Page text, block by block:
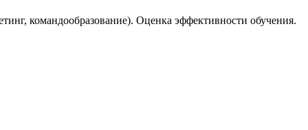
командообразование). Оценка эффективности обучения.